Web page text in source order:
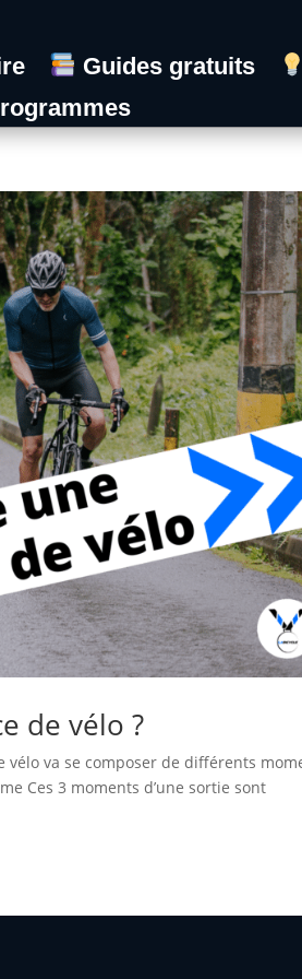
Guides gratuits
de vélo ?
vélo va se composer de différents
Ces 3 moments d’une sortie sont